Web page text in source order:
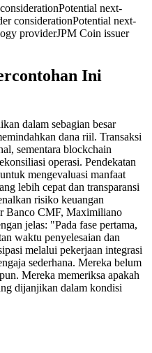
next-
considerationPotential next-
providerJPM Coin issuer
Ini
dalam sebagian besar
dana riil. Transaksi
sementara blockchain
operasi. Pendekatan
mengevaluasi manfaat
lebih cepat dan transparansi
risiko keuangan
Banco CMF, Maximiliano
jelas: "Pada fase pertama,
waktu penyelesaian dan
melalui pekerjaan integrasi
sederhana. Mereka belum
Mereka memeriksa apakah
dijanjikan dalam kondisi